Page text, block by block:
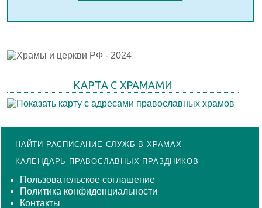
КАРТА С ХРАМАМИ
НАЙТИ РАСПИСАНИЕ СЛУЖБ В ХРАМАХ
КАЛЕНДАРЬ ПРАВОСЛАВНЫХ ПРАЗДНИКОВ
Пользовательское соглашение
Политика конфиденциальности
Контакты